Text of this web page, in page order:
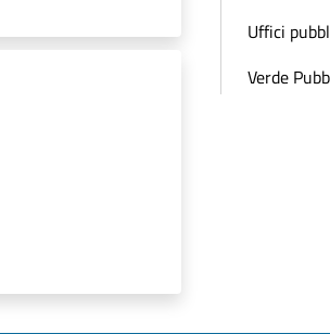
Uffici
Verde